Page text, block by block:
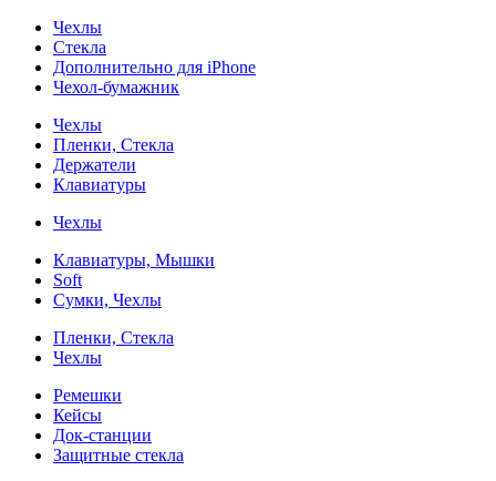
Чехлы
Стекла
Дополнительно для iPhone
Чехол-бумажник
Чехлы
Пленки, Стекла
Держатели
Клавиатуры
Чехлы
Клавиатуры, Мышки
Soft
Сумки, Чехлы
Пленки, Стекла
Чехлы
Ремешки
Кейсы
Док-станции
Защитные стекла